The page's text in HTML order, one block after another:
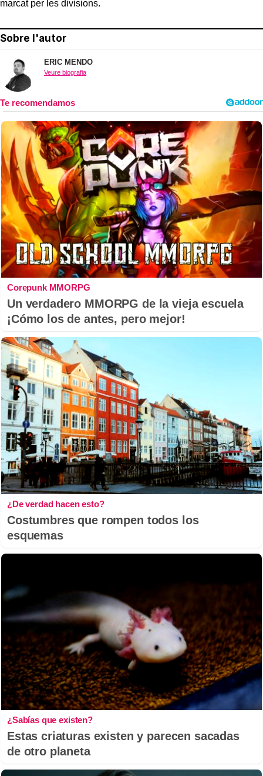
marcat per les divisions.
Sobre l'autor
ERIC MENDO
Veure biografia
Corepunk MMORPG
Un verdadero MMORPG de la vieja escuela
¡Cómo los de antes, pero mejor!
¿De verdad hacen esto?
Costumbres que rompen todos los
esquemas
¿Sabías que existen?
Estas criaturas existen y parecen sacadas
de otro planeta